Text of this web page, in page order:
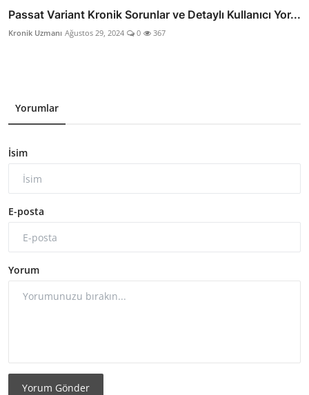
Passat Variant Kronik Sorunlar ve Detaylı Kullanıcı Yor...
Kronik Uzmanı Ağustos 29, 2024 0 367
Yorumlar
İsim
E-posta
Yorum
Yorum Gönder